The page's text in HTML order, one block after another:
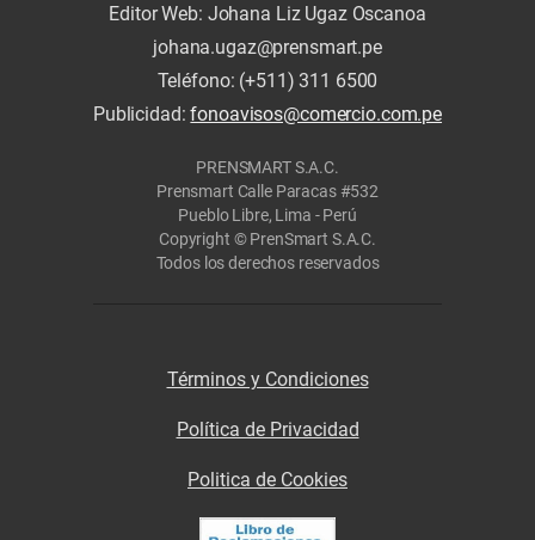
Editor Web: Johana Liz Ugaz Oscanoa
johana.ugaz@prensmart.pe
Teléfono: (+511) 311 6500
Publicidad:fonoavisos@comercio.com.pe
PRENSMART S.A.C.
Prensmart Calle Paracas #532
Pueblo Libre, Lima - Perú
Copyright © PrenSmart S.A.C.
Todos los derechos reservados
Términos y Condiciones
Política de Privacidad
Politica de Cookies